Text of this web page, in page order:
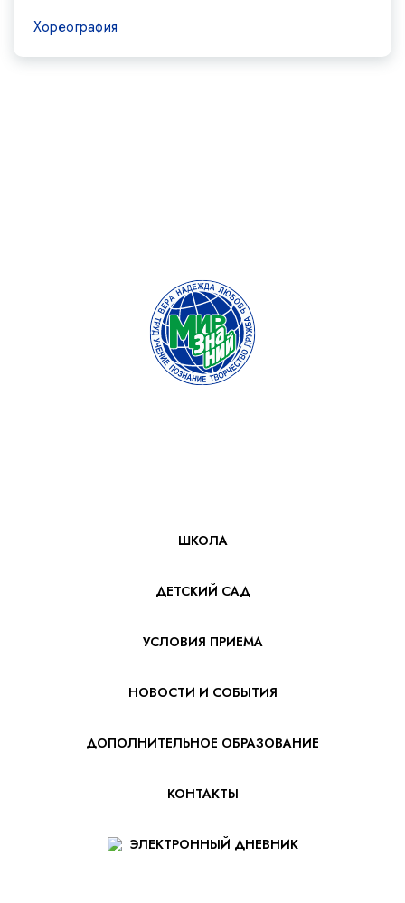
Хореография
ШКОЛА
ДЕТСКИЙ САД
УСЛОВИЯ ПРИЕМА
НОВОСТИ И СОБЫТИЯ
ДОПОЛНИТЕЛЬНОЕ ОБРАЗОВАНИЕ
КОНТАКТЫ
ЭЛЕКТРОННЫЙ ДНЕВНИК